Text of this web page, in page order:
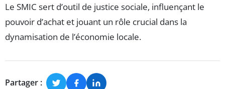
Le SMIC sert d’outil de justice sociale, influençant le
pouvoir d’achat et jouant un rôle crucial dans la
dynamisation de l’économie locale.
Partager :